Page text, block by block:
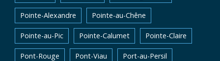
Pointe-Alexandre Pointe-au-Chêne
Pointe-au-Pic Pointe-Calumet Pointe-Claire
Pont-Rouge Pont-Viau Port-au-Persil